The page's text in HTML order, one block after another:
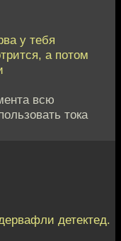
у тебя
а потом
всю
тока
детектед.